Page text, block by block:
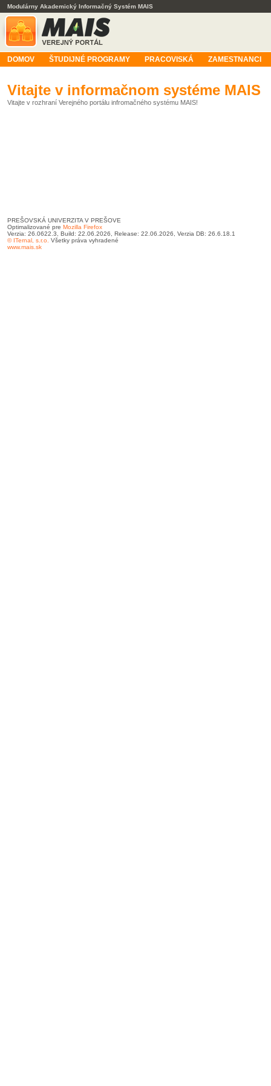
Modulárny Akademický Informačný Systém MAIS
DOMOV ŠTUDIJNÉ PROGRAMY PRACOVISKÁ ZAMESTNANCI
Vitajte v informačnom systéme MAIS
Vitajte v rozhraní Verejného portálu infromačného systému MAIS!
PREŠOVSKÁ UNIVERZITA V PREŠOVE
Optimalizované pre Mozilla Firefox
Verzia: 26.0622.3, Build: 22.06.2026, Release: 22.06.2026, Verzia DB: 26.6.18.1
© ITernal, s.r.o. Všetky práva vyhradené
www.mais.sk